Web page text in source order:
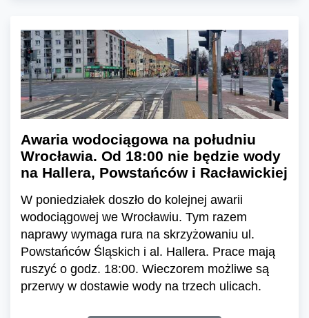
Awaria wodociągowa na południu
Wrocławia. Od 18:00 nie będzie wody
na Hallera, Powstańców i Racławickiej
W poniedziałek doszło do kolejnej awarii
wodociągowej we Wrocławiu. Tym razem
naprawy wymaga rura na skrzyżowaniu ul.
Powstańców Śląskich i al. Hallera. Prace mają
ruszyć o godz. 18:00. Wieczorem możliwe są
przerwy w dostawie wody na trzech ulicach.